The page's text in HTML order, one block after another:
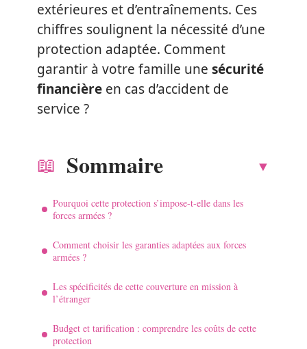
extérieures et d’entraînements. Ces
chiffres soulignent la nécessité d’une
protection adaptée. Comment
garantir à votre famille une sécurité
financière en cas d’accident de
service ?
Sommaire
Pourquoi cette protection s’impose-t-elle dans les
forces armées ?
Comment choisir les garanties adaptées aux forces
armées ?
Les spécificités de cette couverture en mission à
l’étranger
Budget et tarification : comprendre les coûts de cette
protection